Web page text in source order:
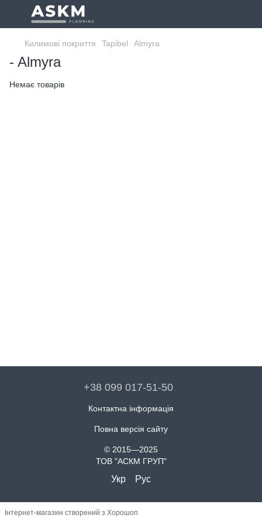
Килимові покриття Tapibel Almyra
- Almyra
Немає товарів
+38 099 017-51-50
Контактна інформація
Повна версія сайту
© 2015—2025
ТОВ "АСКМ ГРУП"
Укр Рус
Інтернет-магазин створений з Хорошоп